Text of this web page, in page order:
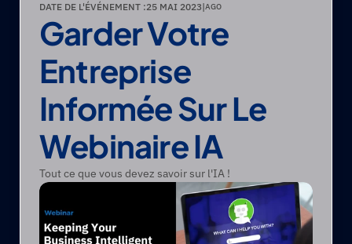
DATE DE L'ÉVÉNEMENT :25 MAI 2023|AGO
Garder Votre
Entreprise
Informée Sur Le
Webinaire IA
Tout ce que vous devez savoir sur l'IA !